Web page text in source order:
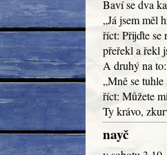
Baví se dva
„Já jsem měl
říct: Přijďte se
přeřekl a řekl
A druhý na to:
„Mně se
říct: Můžete
Ty krávo,
nayč